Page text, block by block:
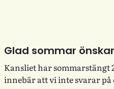
Glad sommar
Kansliet har sommarstängt
innebär att vi inte svarar på